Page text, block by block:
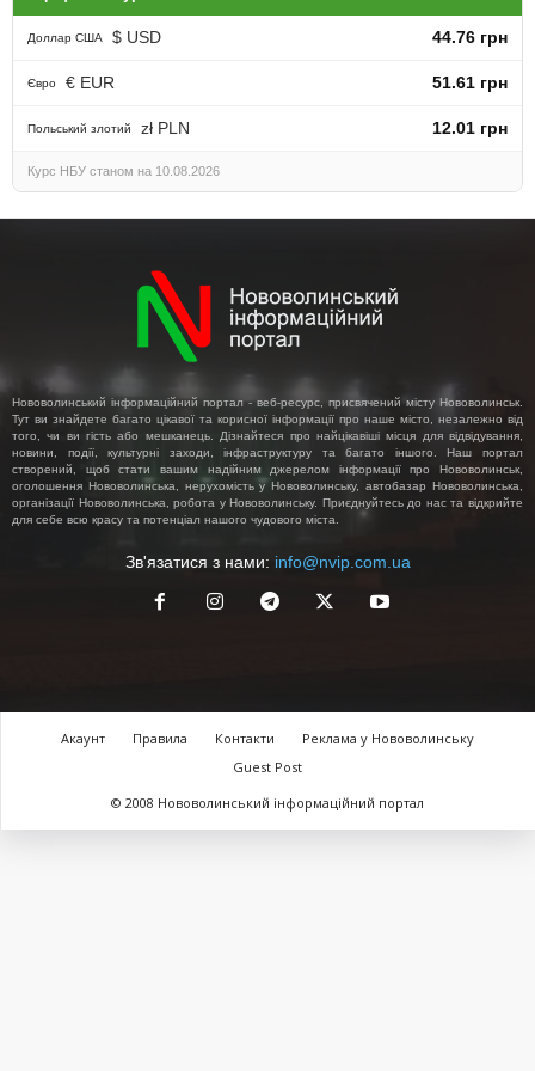
Доллар США $ USD 44.76 грн
Євро € EUR 51.61 грн
Польський злотий zł PLN 12.01 грн
Курс НБУ станом на 10.08.2026
Нововолинський інформаційний портал - веб-ресурс, присвячений місту Нововолинськ.
Тут ви знайдете багато цікавої та корисної інформації про наше місто, незалежно від
того, чи ви гість або мешканець. Дізнайтеся про найцікавіші місця для відвідування,
новини, події, культурні заходи, інфраструктуру та багато іншого. Наш портал
створений, щоб стати вашим надійним джерелом інформації про Нововолинськ,
оголошення Нововолинська, нерухомість у Нововолинську, автобазар Нововолинська,
організації Нововолинська, робота у Нововолинську. Приєднуйтесь до нас та відкрийте
для себе всю красу та потенціал нашого чудового міста.
Зв'язатися з нами: info@nvip.com.ua
Акаунт Правила Контакти
Реклама у Нововолинську
Guest Post
© 2008 Нововолинський інформаційний портал